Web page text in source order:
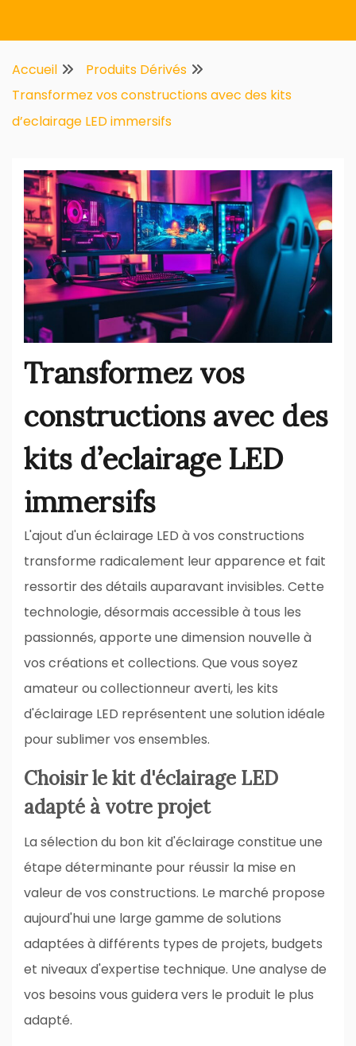
Multifirstnet
Accueil
Produits Dérivés
Transformez vos constructions avec des kits
d’eclairage LED immersifs
Transformez vos
constructions avec des
kits d’eclairage LED
immersifs
L'ajout d'un éclairage LED à vos constructions
transforme radicalement leur apparence et fait
ressortir des détails auparavant invisibles. Cette
technologie, désormais accessible à tous les
passionnés, apporte une dimension nouvelle à
vos créations et collections. Que vous soyez
amateur ou collectionneur averti, les kits
d'éclairage LED représentent une solution idéale
pour sublimer vos ensembles.
Choisir le kit d'éclairage LED
adapté à votre projet
La sélection du bon kit d'éclairage constitue une
étape déterminante pour réussir la mise en
valeur de vos constructions. Le marché propose
aujourd'hui une large gamme de solutions
adaptées à différents types de projets, budgets
et niveaux d'expertise technique. Une analyse de
vos besoins vous guidera vers le produit le plus
adapté.